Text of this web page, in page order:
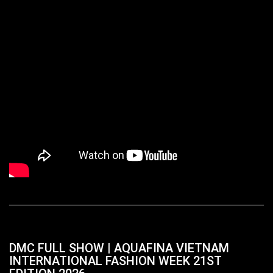
DMC FULL SHOW | AQUAFINA VIETNAM
INTERNATIONAL FASHION WEEK 21ST